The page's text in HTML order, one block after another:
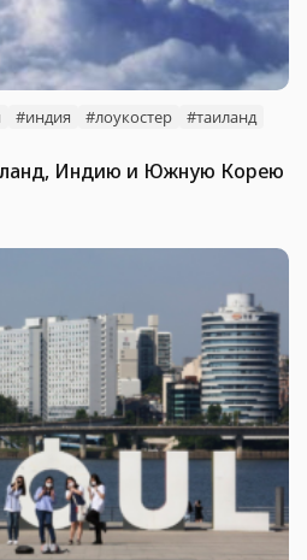
#индия #лоукостер
#таиланд
Индию и Южную Корею